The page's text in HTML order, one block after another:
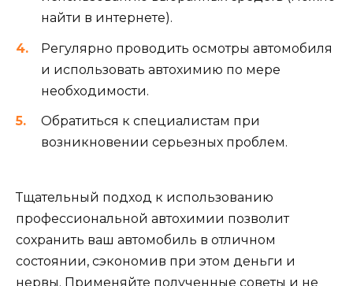
найти в интернете).
Регулярно проводить осмотры автомобиля
и использовать автохимию по мере
необходимости.
Обратиться к специалистам при
возникновении серьезных проблем.
Тщательный подход к использованию
профессиональной автохимии позволит
сохранить ваш автомобиль в отличном
состоянии, сэкономив при этом деньги и
нервы. Применяйте полученные советы и не